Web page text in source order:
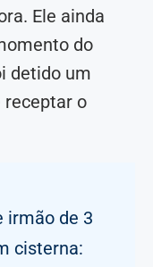
Ele ainda
do
detido um
receptar o
irmão de 3
cisterna: